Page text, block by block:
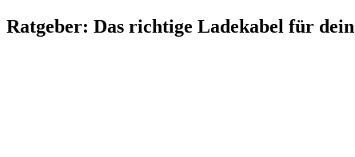
Ratgeber: Das richtige Ladekabel für